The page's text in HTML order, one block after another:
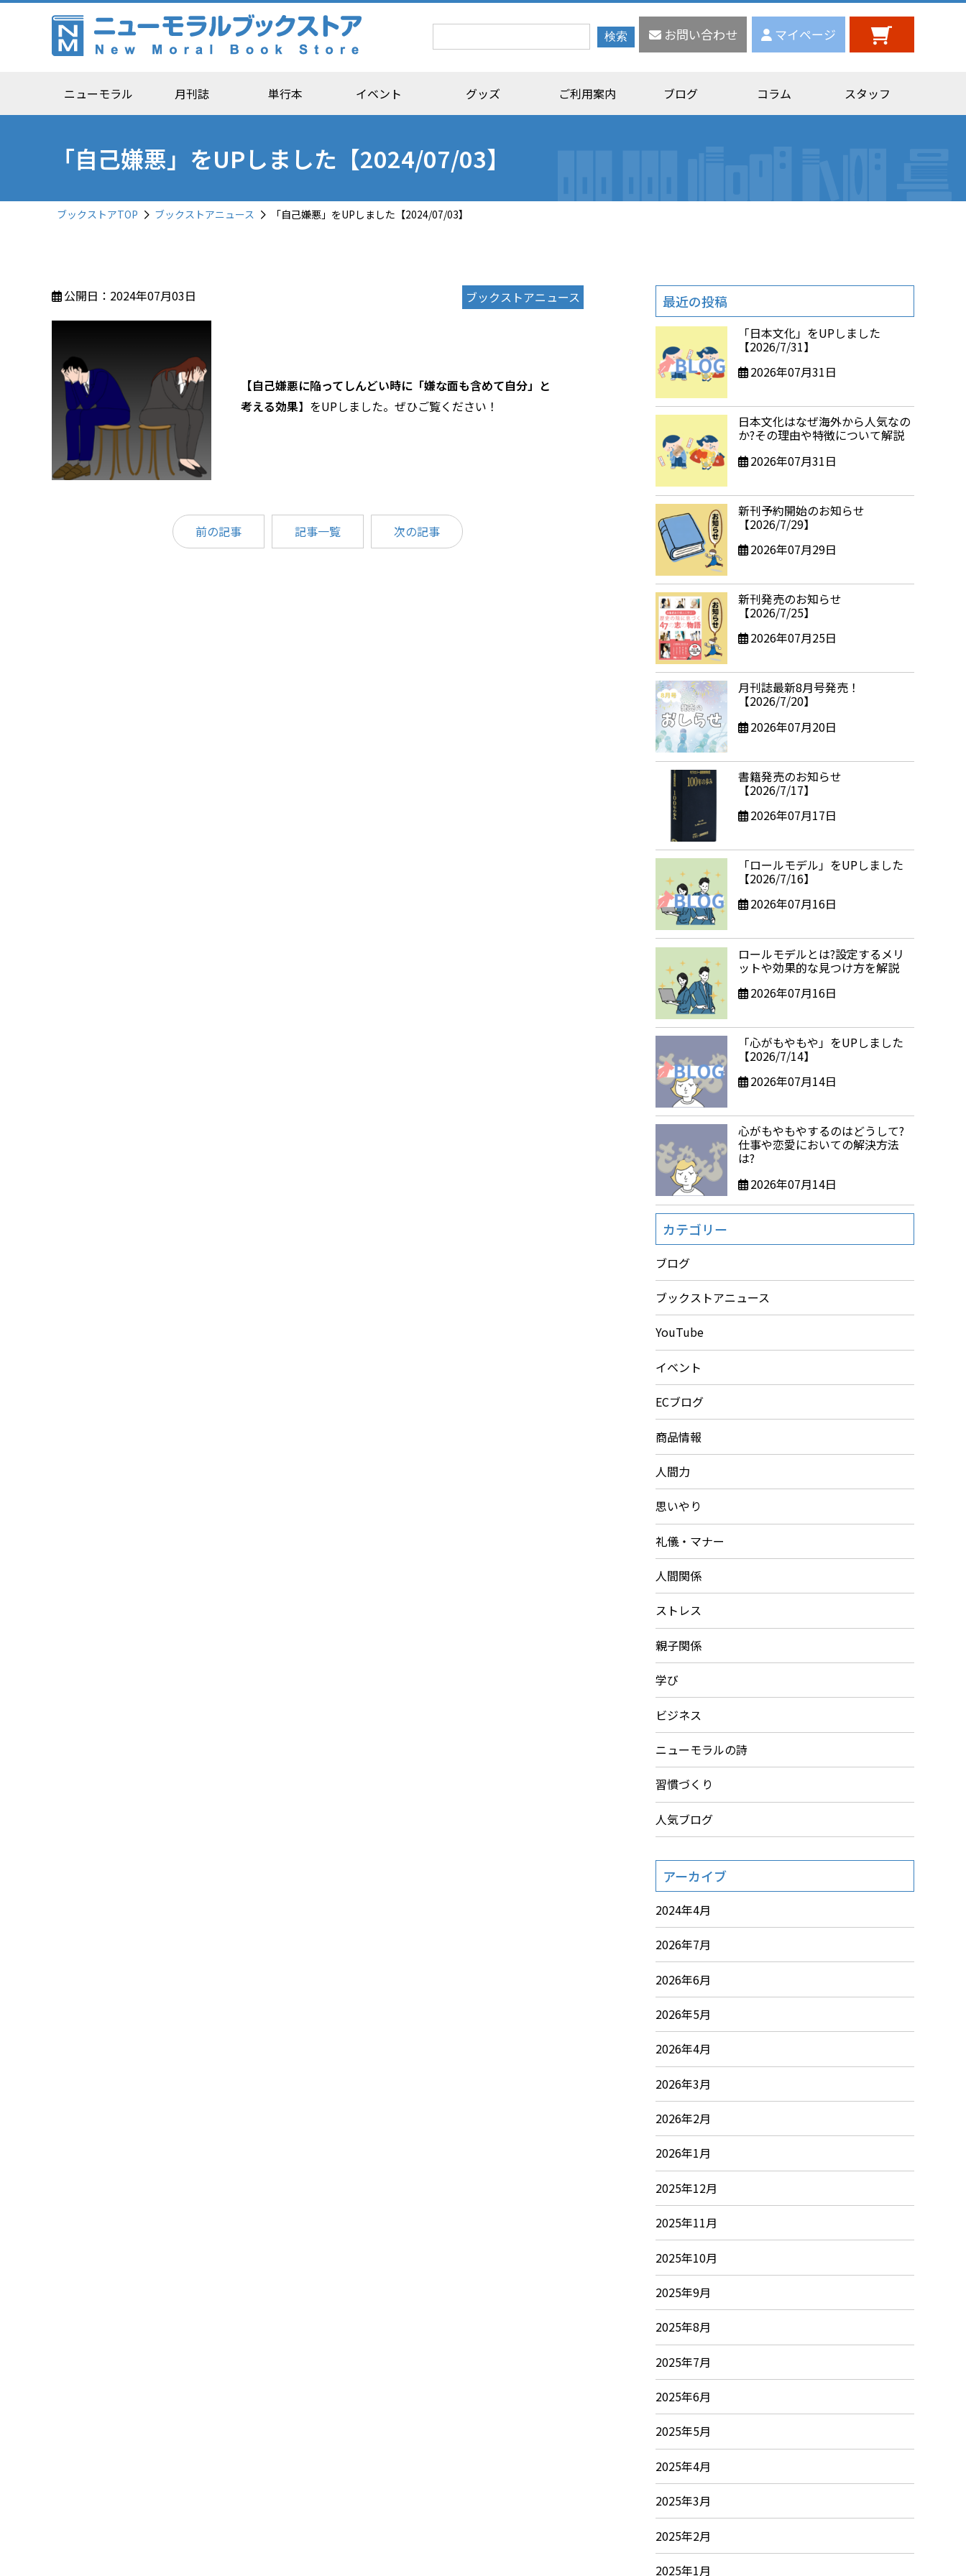
お問い合わせ マイページ
ニューモラル 月刊誌 単行本 イベント グッズ ご利用案内 ブログ コラム スタッフ
「自己嫌悪」をUPしました【2024/07/03】
ブックストアTOP ブックストアニュース 「自己嫌悪」をUPしました【2024/07/03】
公開日：2024年07月03日 ブックストアニュース
【自己嫌悪に陥ってしんどい時に「嫌な面も含めて自分」と
考える効果】をUPしました。ぜひご覧ください！
前の記事 記事一覧 次の記事
最近の投稿
「日本文化」をUPしました
【2026/7/31】
2026年07月31日
日本文化はなぜ海外から人気なの
か?その理由や特徴について解説
2026年07月31日
新刊予約開始のお知らせ
【2026/7/29】
2026年07月29日
新刊発売のお知らせ
【2026/7/25】
2026年07月25日
月刊誌最新8月号発売！
【2026/7/20】
2026年07月20日
書籍発売のお知らせ
【2026/7/17】
2026年07月17日
「ロールモデル」をUPしました
【2026/7/16】
2026年07月16日
ロールモデルとは?設定するメリ
ットや効果的な見つけ方を解説
2026年07月16日
「心がもやもや」をUPしました
【2026/7/14】
2026年07月14日
心がもやもやするのはどうして?
仕事や恋愛においての解決方法
は?
2026年07月14日
カテゴリー
ブログ
ブックストアニュース
YouTube
イベント
ECブログ
商品情報
人間力
思いやり
礼儀・マナー
人間関係
ストレス
親子関係
学び
ビジネス
ニューモラルの詩
習慣づくり
人気ブログ
アーカイブ
2024年4月
2026年7月
2026年6月
2026年5月
2026年4月
2026年3月
2026年2月
2026年1月
2025年12月
2025年11月
2025年10月
2025年9月
2025年8月
2025年7月
2025年6月
2025年5月
2025年4月
2025年3月
2025年2月
2025年1月